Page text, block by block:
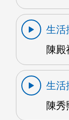
生活
陳殿
生活
陳秀